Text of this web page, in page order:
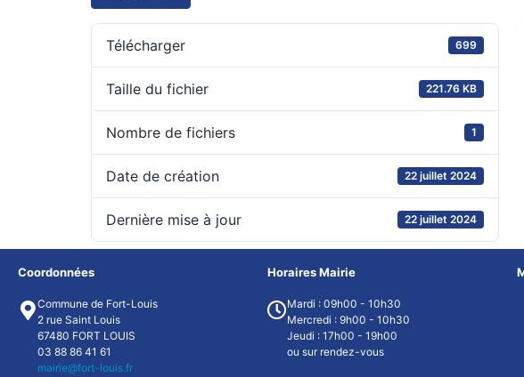
Télécharger 699
Taille du fichier 221.76 KB
Nombre de fichiers 1
Date de création 22 juillet 2024
Dernière mise à jour 22 juillet 2024
Coordonnées
Commune de Fort-Louis
2 rue Saint Louis
67480 FORT LOUIS
03 88 86 41 61
mairie@fort-louis.fr
Horaires Mairie
Mardi : 09h00 - 10h30
Mercredi : 9h00 - 10h30
Jeudi : 17h00 - 19h00
ou sur rendez-vous